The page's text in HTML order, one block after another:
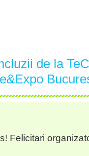
de la
Felicitari